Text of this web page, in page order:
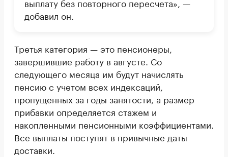
выплату без повторного пересчета», —
добавил он.
Третья категория — это пенсионеры,
завершившие работу в августе. Со
следующего месяца им будут начислять
пенсию с учетом всех индексаций,
пропущенных за годы занятости, а размер
прибавки определяется стажем и
накопленными пенсионными коэффициентами.
Все выплаты поступят в привычные даты
доставки.